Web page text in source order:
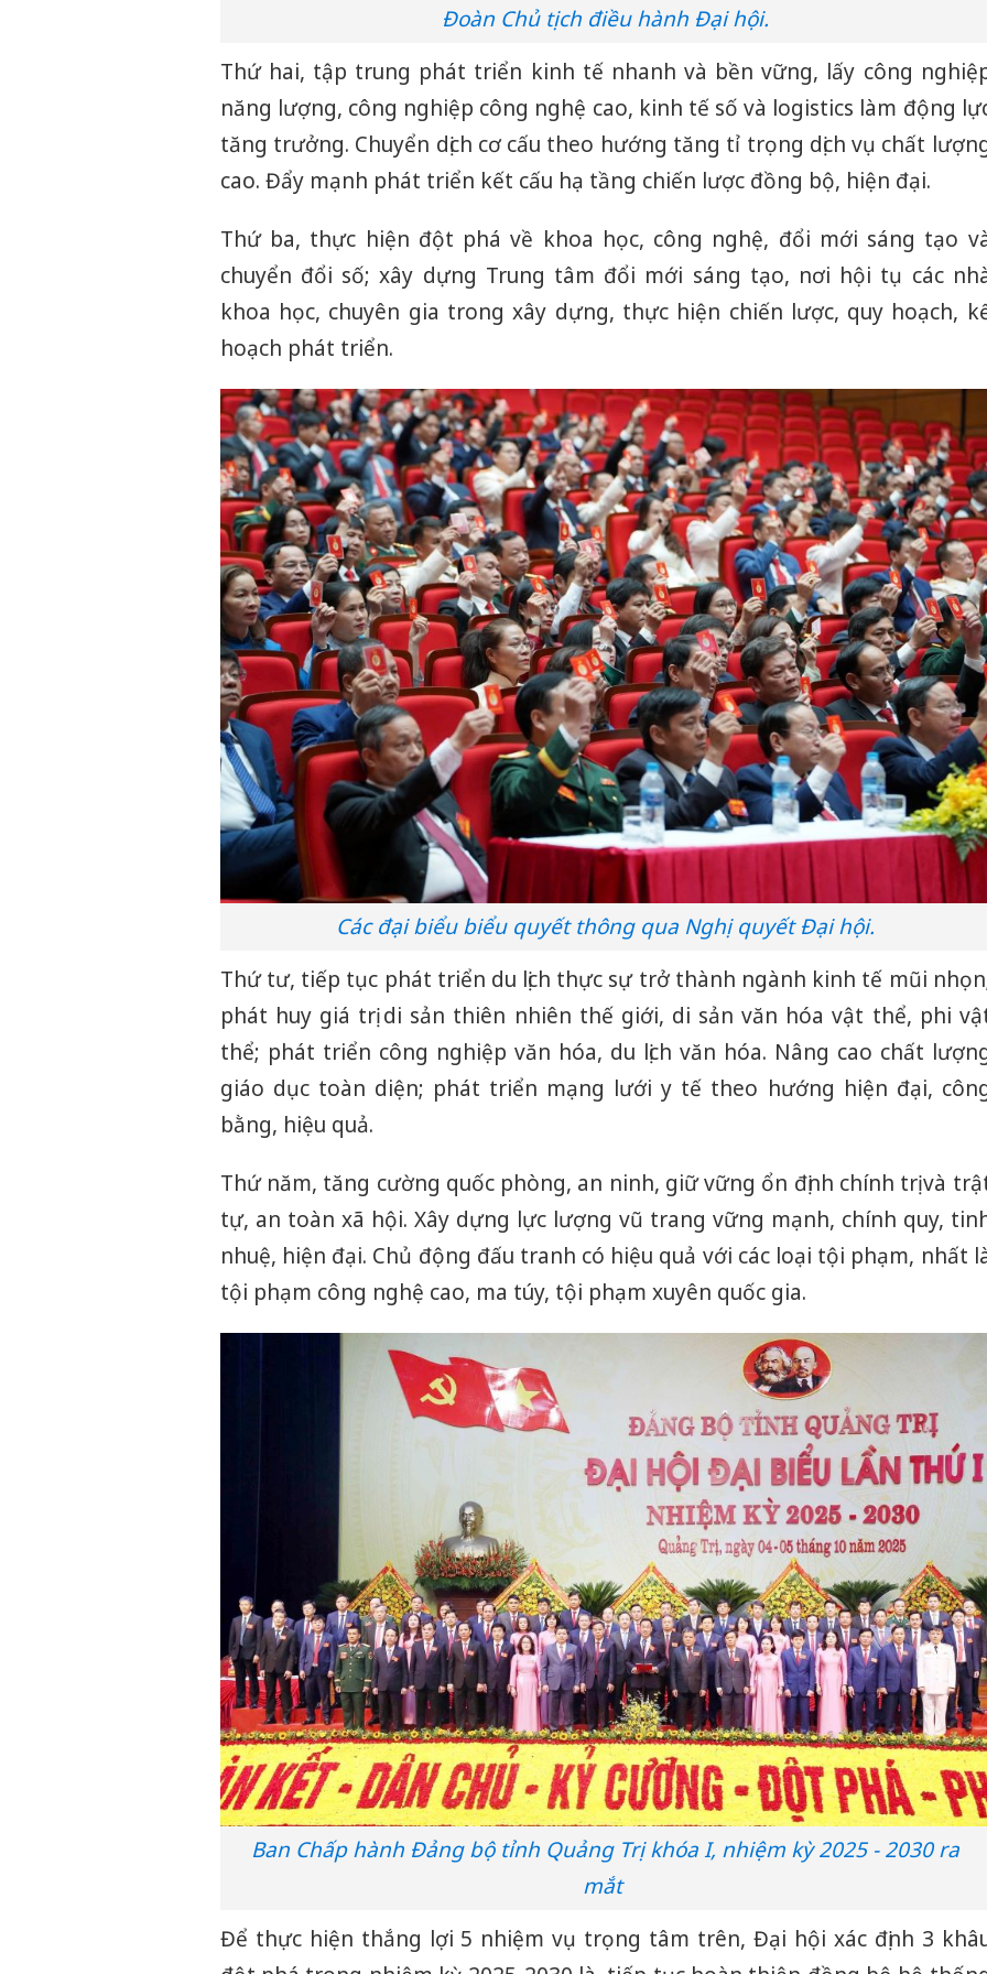
Đoàn Chủ tịch điều hành Đại hội.
Thứ hai, tập trung phát triển kinh tế nhanh và bền vững, lấy công
năng lượng, công nghiệp công nghệ cao, kinh tế số và logistics làm động
tăng trưởng. Chuyển dịch cơ cấu theo hướng tăng tỉ trọng dịch vụ chất
cao. Đẩy mạnh phát triển kết cấu hạ tầng chiến lược đồng bộ, hiện đại.
Thứ ba, thực hiện đột phá về khoa học, công nghệ, đổi mới sáng tạo
chuyển đổi số; xây dựng Trung tâm đổi mới sáng tạo, nơi hội tụ các
khoa học, chuyên gia trong xây dựng, thực hiện chiến lược, quy hoạch,
hoạch phát triển.
Các đại biểu biểu quyết thông qua Nghị quyết Đại hội.
Thứ tư, tiếp tục phát triển du lịch thực sự trở thành ngành kinh tế mũi
phát huy giá trị di sản thiên nhiên thế giới, di sản văn hóa vật thể, phi
thể; phát triển công nghiệp văn hóa, du lịch văn hóa. Nâng cao chất
giáo dục toàn diện; phát triển mạng lưới y tế theo hướng hiện đại,
bằng, hiệu quả.
Thứ năm, tăng cường quốc phòng, an ninh, giữ vững ổn định chính trị và
tự, an toàn xã hội. Xây dựng lực lượng vũ trang vững mạnh, chính quy,
nhuệ, hiện đại. Chủ động đấu tranh có hiệu quả với các loại tội phạm, nhất
tội phạm công nghệ cao, ma túy, tội phạm xuyên quốc gia.
Ban Chấp hành Đảng bộ tỉnh Quảng Trị khóa I, nhiệm kỳ 2025 - 2030 ra
mắt
Để thực hiện thắng lợi 5 nhiệm vụ trọng tâm trên, Đại hội xác định 3
tìm bị
án sản
bán
Thanh
hại
An
chủ
bán
Quốc